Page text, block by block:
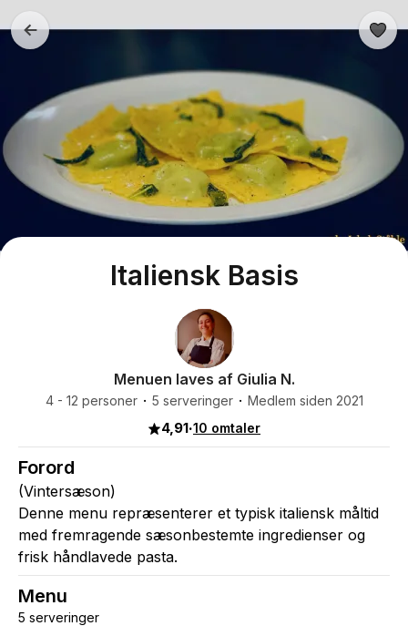
Italiensk Basis
Menuen laves af Giulia N.
4 - 12 personer 5 serveringer Medlem siden 2021
4,91·10 omtaler
Forord
(Vintersæson)
Denne menu repræsenterer et typisk italiensk måltid
med fremragende sæsonbestemte ingredienser og
frisk håndlavede pasta.
Menu
5 serveringer